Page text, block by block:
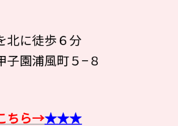
北に徒歩６分
子園浦風町５−８
ちら→★★★